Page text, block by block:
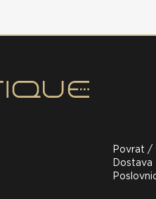
Povrat /
Dostava